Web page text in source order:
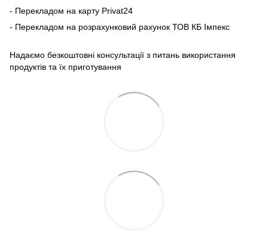
- Перекладом на карту Рrivat24
- Перекладом на розрахунковий рахунок ТОВ КБ Імпекс
Надаємо безкоштовні консультації з питань використання
продуктів та їх приготування